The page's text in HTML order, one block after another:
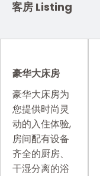
客房 Listing
豪华大床房
豪华大床房为
您提供时尚灵
动的入住体验,
房间配有设备
齐全的厨房、
干湿分离的浴